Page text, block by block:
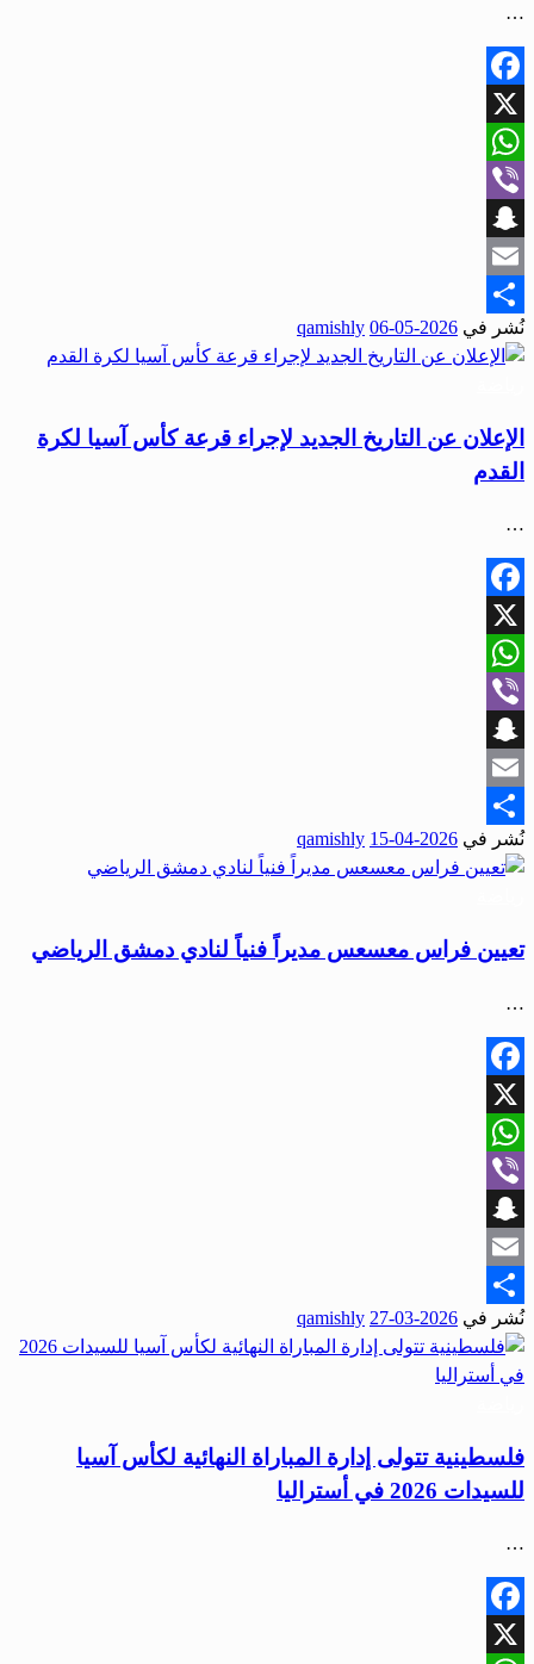
…
Facebook
X
WhatsApp
Viber
Snapchat
Email
Share
نُشر في 2026-05-06
qamishly
الإعلان عن التاريخ الجديد لإجراء قرعة كأس آسيا لكرة
القدم
…
Facebook
X
WhatsApp
Viber
Snapchat
Email
Share
نُشر في 2026-04-15
qamishly
تعيين فراس معسعس مديراً فنياً لنادي دمشق الرياضي
…
Facebook
X
WhatsApp
Viber
Snapchat
Email
Share
نُشر في 2026-03-27
qamishly
فلسطينية تتولى إدارة المباراة النهائية لكأس آسيا
للسيدات 2026 في أستراليا
…
Facebook